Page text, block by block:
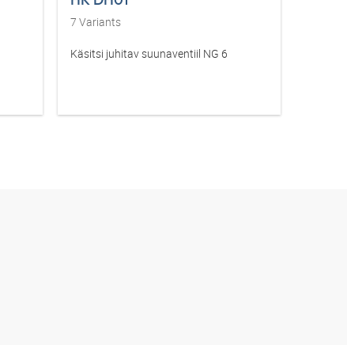
7 Variants
Käsitsi juhitav suunaventiil NG 6